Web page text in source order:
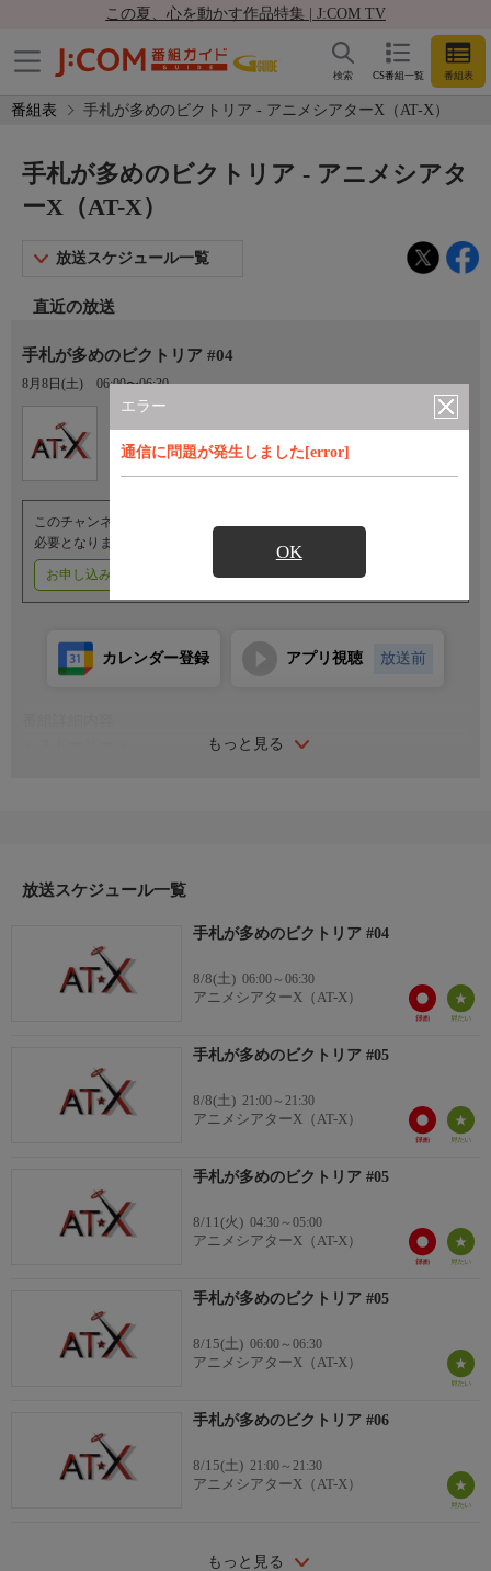
この夏、心を動かす作品特集 | J:COM TV
CS番組一覧 番組表
検索
番組表 手札が多めのビクトリア - アニメシアターX（AT-X）
エラー
通信に問題が発生しました[error]
OK
手札が多めのビクトリア - アニメシアタ
ーX（AT-X）
放送スケジュール一覧
直近の放送
手札が多めのビクトリア #04
8月8日(土) 06:00〜06:30
このチャンネルのご視聴には、オプションチャンネル(有料)のご契約が
必要となります。
お申し込みはこちら ご利用料金はこちら
もっと見る
カレンダー登録 アプリ視聴 放送前
つ3人は、お互いが大切な存在になっていく。ビクトリアが夢見
ビクトリア・セラーズ：安済知佳
ノンナ：若山詩音
ジェフリー・アッシャー：阿座上洋平
放送スケジュール一覧
手札が多めのビクトリア #04
8/8(土) 06:00～06:30
アニメシアターX（AT-X）
手札が多めのビクトリア #05
8/8(土) 21:00～21:30
アニメシアターX（AT-X）
手札が多めのビクトリア #05
8/11(火) 04:30～05:00
アニメシアターX（AT-X）
手札が多めのビクトリア #05
8/15(土) 06:00～06:30
アニメシアターX（AT-X）
手札が多めのビクトリア #06
8/15(土) 21:00～21:30
アニメシアターX（AT-X）
もっと見る